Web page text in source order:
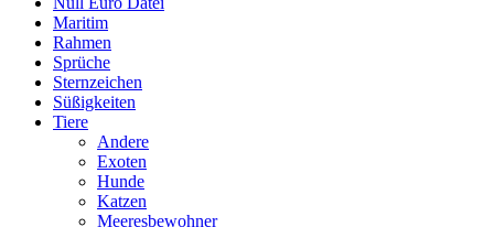
Maritim
Rahmen
Sprüche
Sternzeichen
Süßigkeiten
Tiere
Andere
Exoten
Hunde
Katzen
Meeresbewohner